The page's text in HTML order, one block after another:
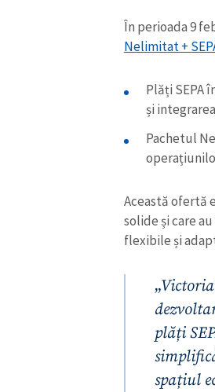
În perioada 9
Nelimitat +
Plăți SEPA
și
Pachetul
Această ofertă
solide și care
flexibile și
„
plăți
spațiul